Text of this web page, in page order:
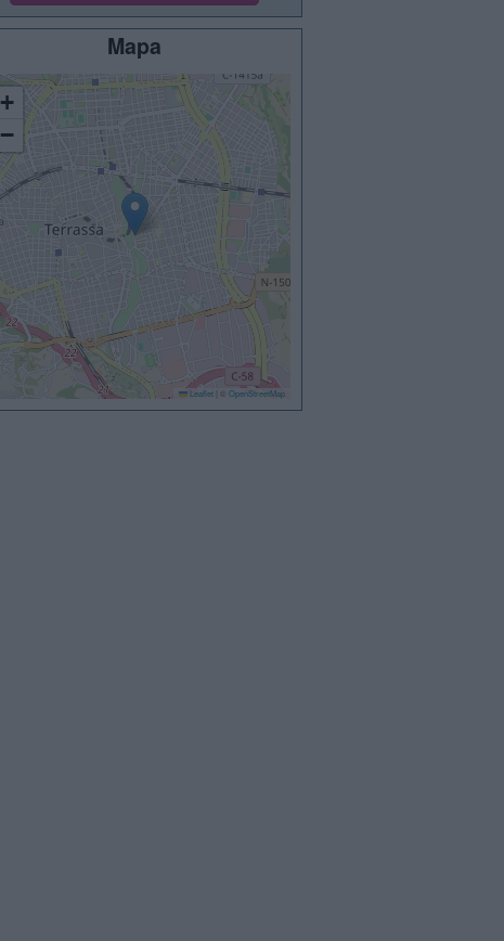
Mapa
+
−
Leaflet © OpenStreetMap